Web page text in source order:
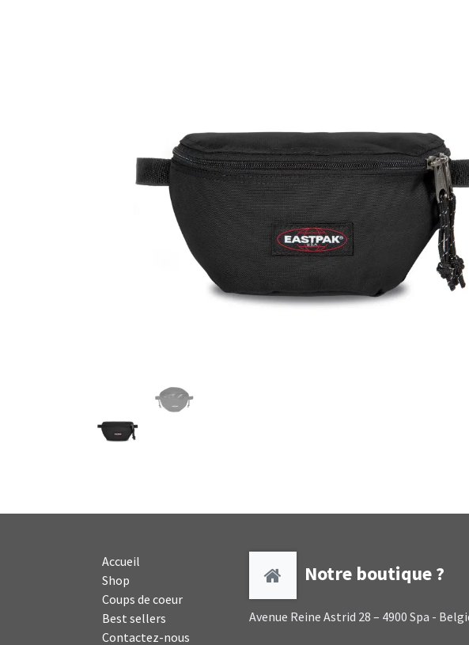
Accueil
Shop
Coups de coeur
Best sellers
Contactez-nous
Notre boutique ?
Avenue Reine Astrid 28 – 4900 Spa -